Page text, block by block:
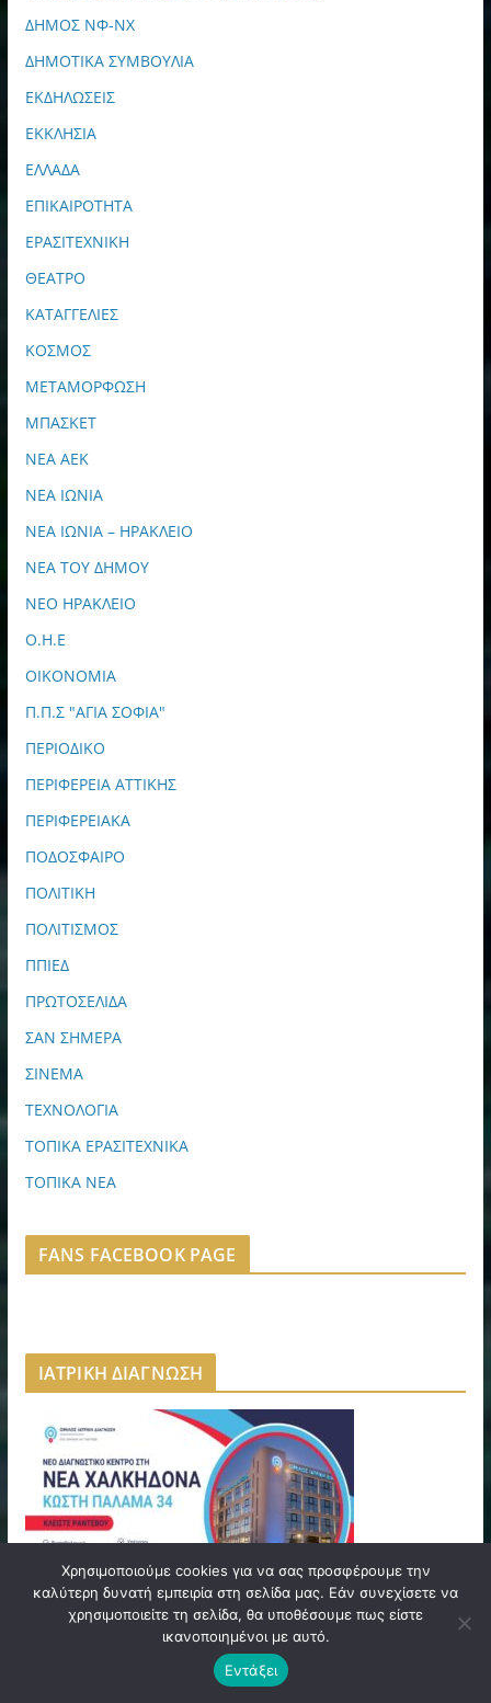
ΔΗΜΟΣ ΝΦ-ΝΧ
ΔΗΜΟΤΙΚΑ ΣΥΜΒΟΥΛΙΑ
ΕΚΔΗΛΩΣΕΙΣ
ΕΚΚΛΗΣΙΑ
ΕΛΛΑΔΑ
ΕΠΙΚΑΙΡΟΤΗΤΑ
ΕΡΑΣΙΤΕΧΝΙΚΗ
ΘΕΑΤΡΟ
ΚΑΤΑΓΓΕΛΙΕΣ
ΚΟΣΜΟΣ
ΜΕΤΑΜΟΡΦΩΣΗ
ΜΠΑΣΚΕΤ
ΝΕΑ ΑΕΚ
ΝΕΑ ΙΩΝΙΑ
ΝΕΑ ΙΩΝΙΑ – ΗΡΑΚΛΕΙΟ
ΝΕΑ ΤΟΥ ΔΗΜΟΥ
ΝΕΟ ΗΡΑΚΛΕΙΟ
Ο.Η.Ε
ΟΙΚΟΝΟΜΙΑ
Π.Π.Σ "ΑΓΙΑ ΣΟΦΙΑ"
ΠΕΡΙΟΔΙΚΟ
ΠΕΡΙΦΕΡΕΙΑ ΑΤΤΙΚΗΣ
ΠΕΡΙΦΕΡΕΙΑΚΑ
ΠΟΔΟΣΦΑΙΡΟ
ΠΟΛΙΤΙΚΗ
ΠΟΛΙΤΙΣΜΟΣ
ΠΠΙΕΔ
ΠΡΩΤΟΣΕΛΙΔΑ
ΣΑΝ ΣΗΜΕΡΑ
ΣΙΝΕΜΑ
ΤΕΧΝΟΛΟΓΙΑ
ΤΟΠΙΚΑ ΕΡΑΣΙΤΕΧΝΙΚΑ
ΤΟΠΙΚΑ ΝΕΑ
FANS FACEBOOK PAGE
ΙΑΤΡΙΚΗ ΔΙΑΓΝΩΣΗ
NINE GRAMS | NEA FILADELFEIA
Χρησιμοποιούμε cookies για να σας προσφέρουμε την
καλύτερη δυνατή εμπειρία στη σελίδα μας. Εάν συνεχίσετε να
χρησιμοποιείτε τη σελίδα, θα υποθέσουμε πως είστε
ικανοποιημένοι με αυτό.
Εντάξει